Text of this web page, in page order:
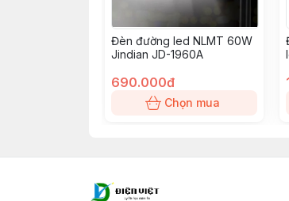
Đèn đường led NLMT 60W
Jindian JD-1960A
690.000đ
Chọn mua